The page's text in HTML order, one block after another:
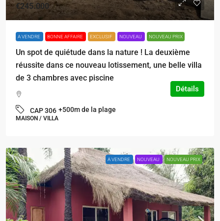
€245.000
A VENDRE BONNE AFFAIRE EXCLUSIF NOUVEAU NOUVEAU PRIX
Un spot de quiétude dans la nature ! La deuxième
réussite dans ce nouveau lotissement, une belle villa
de 3 chambres avec piscine
CAP 306 +500m de la plage
MAISON / VILLA
Détails
A VENDRE NOUVEAU NOUVEAU PRIX